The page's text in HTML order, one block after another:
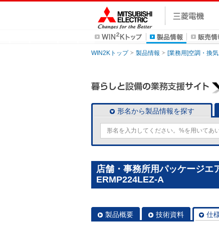
WIN2Kトップ 製品情報 [業務用]空調・換気
形名から製品情報を探す
店舗・事務所用パッケージエ
ERMP224LEZ-A
製品概要 技術資料 仕